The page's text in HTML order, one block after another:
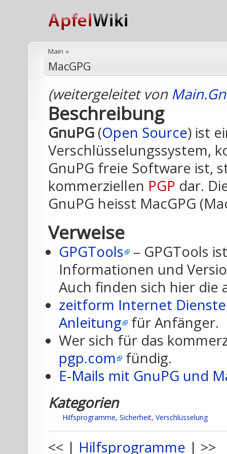
Main »
MacGPG
(weitergeleitet von
Beschreibung
GnuPG (Open Source) ist
Verschlüsselungssystem,
GnuPG freie Software ist,
kommerziellen PGP dar.
GnuPG heisst MacGPG
Verweise
GPGTools – GPGTools
Informationen und
Auch finden sich hier die
zeitform Internet Dienste
Anleitung für Anfänger.
Wer sich für das
pgp.com fündig.
E-Mails mit GnuPG und
Kategorien
Hilfsprogramme, Sicherheit, Verschlüsselung
<< | Hilfsprogramme | >>